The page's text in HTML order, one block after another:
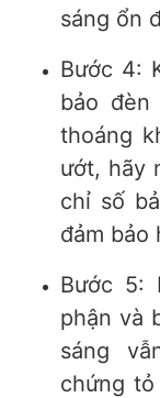
sáng ổn
Bước 4:
bảo
thoáng
ướt, hãy
chỉ số
đảm bảo
Bước 5:
phận và
sáng
chứng